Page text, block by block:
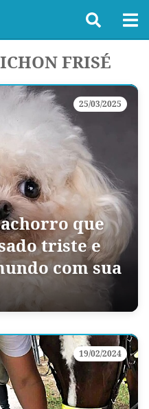
FRISÉ
25/03/2025
que
triste e
com sua
19/02/2024